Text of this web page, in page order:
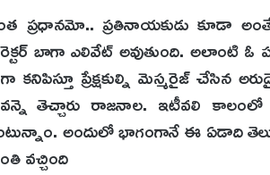
ప్రధానమో.. ప్రతినాయకుడు కూడా
బాగా ఎలివేట్‌ అవుతుంది. అలాంటి ఓ
కనిపిస్తూ ప్రేక్షకుల్ని మెస్మరైజ్‌
వన్నె తెచ్చారు రాజనాల. ఇటీవలి
అందులో భాగంగానే ఈ ఏడాది
వచ్చింది